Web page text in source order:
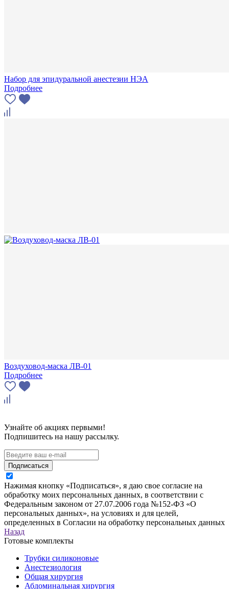
Набор для эпидуральной анестезии НЭА
Подробнее
Воздуховод-маска ЛВ-01
Подробнее
Узнайте об акциях первыми!
Подпишитесь на нашу рассылку.
Подписаться
Нажимая кнопку «Подписаться», я даю свое согласие на
обработку моих персональных данных, в соответствии с
Федеральным законом от 27.07.2006 года №152-ФЗ «О
персональных данных», на условиях и для целей,
определенных в Согласии на обработку персональных данных
Назад
Готовые комплекты
Трубки силиконовые
Анестезиология
Общая хирургия
Абдоминальная хирургия